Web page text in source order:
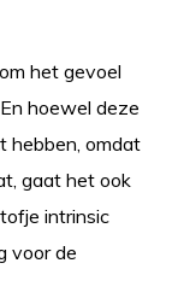
het gevoel
hoewel deze
hebben, omdat
gaat het ook
intrinsic
voor de